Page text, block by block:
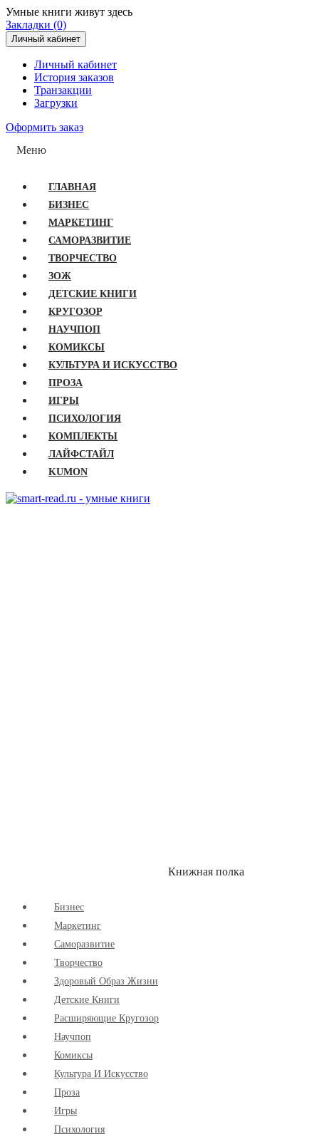
Умные книги живут здесь
Закладки (0)
Личный кабинет
Личный кабинет
История заказов
Транзакции
Загрузки
Оформить заказ
Меню
ГЛАВНАЯ
БИЗНЕС
МАРКЕТИНГ
САМОРАЗВИТИЕ
ТВОРЧЕСТВО
ЗОЖ
ДЕТСКИЕ КНИГИ
КРУГОЗОР
НАУЧПОП
КОМИКСЫ
КУЛЬТУРА И ИСКУССТВО
ПРОЗА
ИГРЫ
ПСИХОЛОГИЯ
КОМПЛЕКТЫ
ЛАЙФСТАЙЛ
KUMON
Книжная полка
Бизнес
Маркетинг
Cаморазвитие
Творчество
Здоровый Образ Жизни
Детские Книги
Расширяющие Кругозор
Научпоп
Комиксы
Культура И Искусство
Проза
Игры
Психология